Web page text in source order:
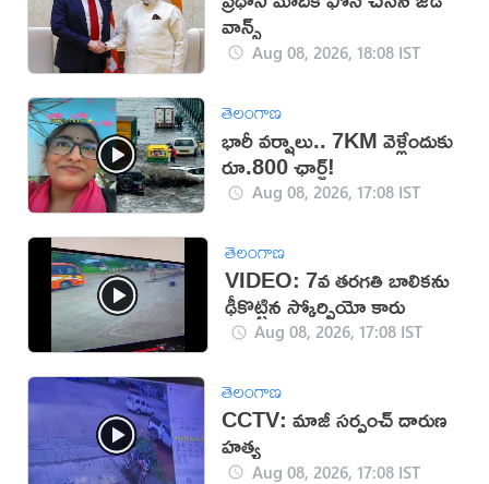
వాన్స్
Aug 08, 2026, 18:08 IST
తెలంగాణ
భారీ వర్షాలు.. 7KM వెళ్లేందుకు
రూ.800 ఛార్జ్!
Aug 08, 2026, 17:08 IST
తెలంగాణ
VIDEO: 7వ తరగతి బాలికను
ఢీకొట్టిన స్కోర్పియో కారు
Aug 08, 2026, 17:08 IST
తెలంగాణ
CCTV: మాజీ సర్పంచ్ దారుణ
హత్య
Aug 08, 2026, 17:08 IST